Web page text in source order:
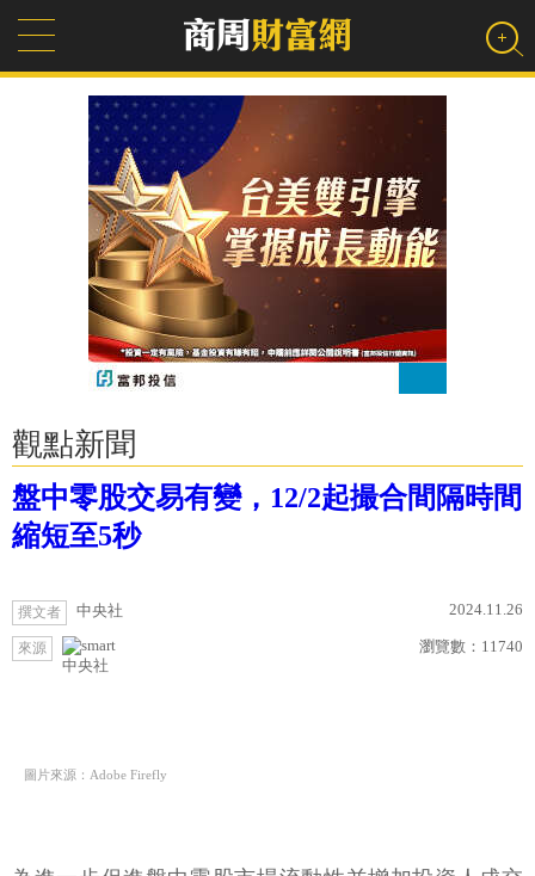
觀點新聞
盤中零股交易有變，12/2起撮合間隔時間
縮短至5秒
撰文者 中央社 2024.11.26
來源
中央社
瀏覽數： 11740
圖片來源：Adobe Firefly